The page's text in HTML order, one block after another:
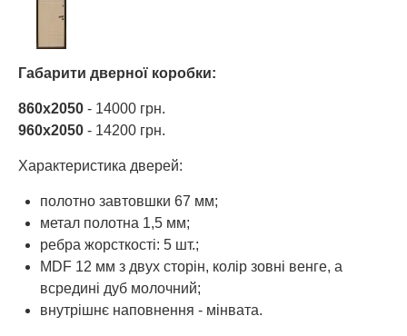
Габарити дверної коробки:
860х2050 - 14000 грн.
960х2050 - 14200 грн.
Характеристика дверей:
полотно завтовшки 67 мм;
метал полотна 1,5 мм;
ребра жорсткості: 5 шт.;
MDF 12 мм з двух сторін, колір зовні венге, а
всредині дуб молочний;
внутрішнє наповнення - мінвата.